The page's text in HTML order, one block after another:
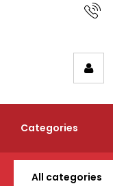
Categories